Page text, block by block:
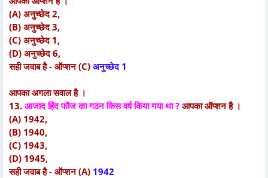
(A) अनुच्छेद 2,
(B) अनुच्छेद 3,
(C) अनुच्छेद 1,
(D) अनुच्छेद 6,
सही जवाब है - ऑप्शन (C) अनुच्छेद 1
आपका अगला सवाल है ।
13. आजाद हिंद फौज का गठन किस वर्ष किया गया था ? आपका ऑप्शन है ।
(A) 1942,
(B) 1940,
(C) 1943,
(D) 1945,
सही जवाब है - ऑप्शन (A) 1942